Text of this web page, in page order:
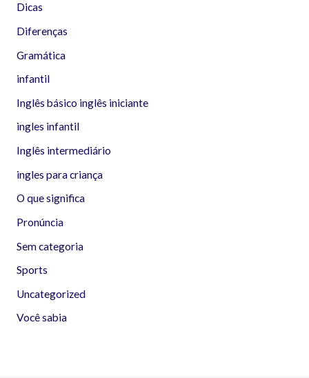
Dicas
Diferenças
Gramática
infantil
Inglês básico inglês iniciante
ingles infantil
Inglês intermediário
ingles para criança
O que significa
Pronúncia
Sem categoria
Sports
Uncategorized
Você sabia